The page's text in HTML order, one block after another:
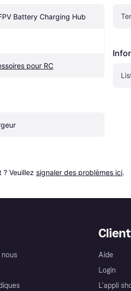
Battery Charging Hub
pour RC
Veuillez signaler des problèmes ici.
Client
Aide
Login
L'appli